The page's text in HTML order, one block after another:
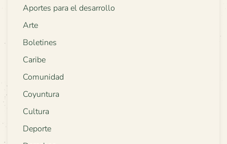
Aportes para el desarrollo
Arte
Boletines
Caribe
Comunidad
Coyuntura
Cultura
Deporte